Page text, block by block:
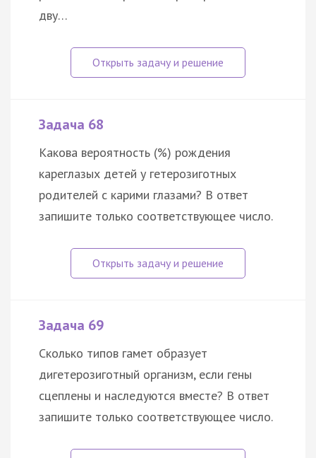
дву…
Задача 68
Какова вероятность (%) рождения
кареглазых детей у гетерозиготных
родителей с карими глазами? В ответ
запишите только соответствующее число.
Задача 69
Сколько типов гамет образует
дигетерозиготный организм, если гены
сцеплены и наследуются вместе? В ответ
запишите только соответствующее число.